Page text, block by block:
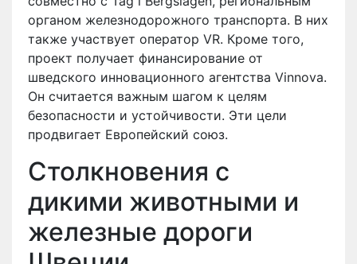
органом железнодорожного транспорта. В них
также участвует оператор VR. Кроме того,
проект получает финансирование от
шведского инновационного агентства Vinnova.
Он считается важным шагом к целям
безопасности и устойчивости. Эти цели
продвигает Европейский союз.
Столкновения с
дикими животными и
железные дороги